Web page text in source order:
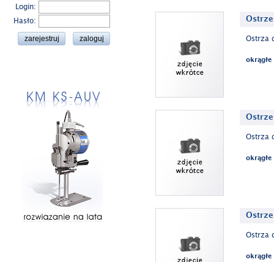
Login:
Hasło:
Ostrza
okrągłe
Ostrza
okrągłe
Ostrza
okrągłe